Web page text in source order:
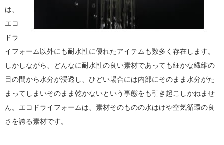
は、
エコ
ドラ
イフォーム以外にも耐水性に優れたアイテムも数多く存在します。
しかしながら、どんなに耐水性の良い素材であっても細かな繊維の
目の間から水分が浸透し、ひどい場合には内部にそのまま水分がた
まってしまいそのまま乾かないという事態をも引き起こしかねませ
ん。エコドライフォームは、素材そのものの水はけや空気循環の良
さを誇る素材です。